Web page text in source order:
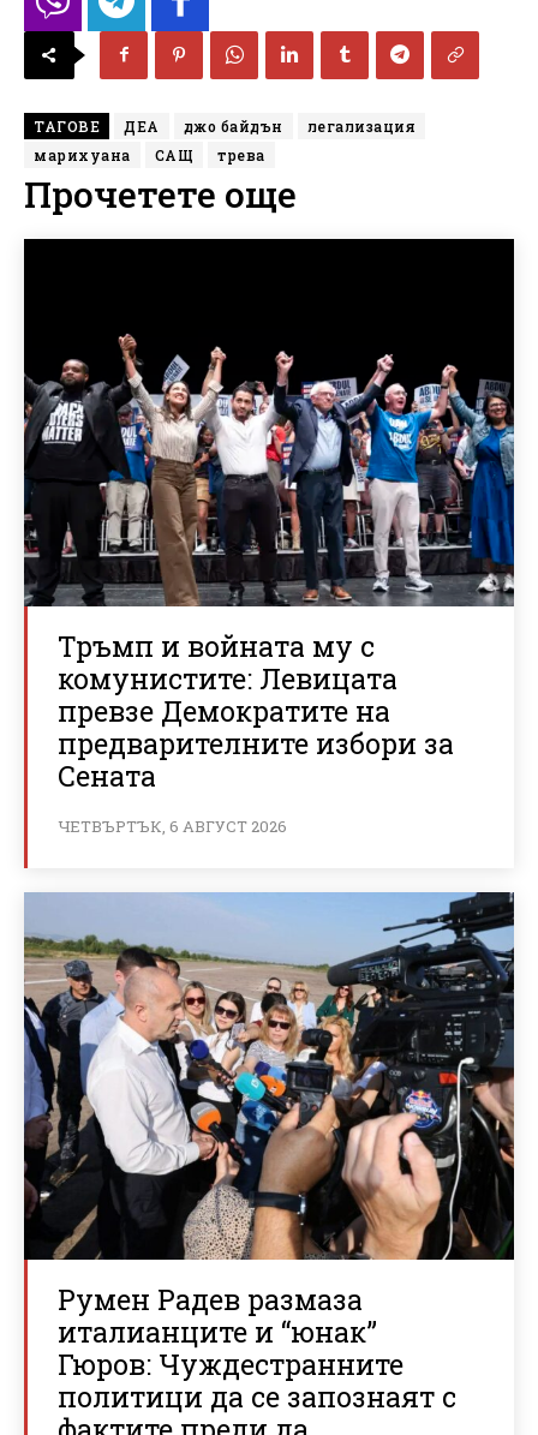
ТАГОВЕ ДЕА джо байдън
легализация
марихуана
САЩ трева
Прочетете още
Тръмп и войната му с
комунистите: Левицата
превзе Демократите на
предварителните избори за
Сената
ЧЕТВЪРТЪК, 6 АВГУСТ 2026
Румен Радев размаза
италианците и “юнак”
Гюров: Чуждестранните
политици да се запознаят с